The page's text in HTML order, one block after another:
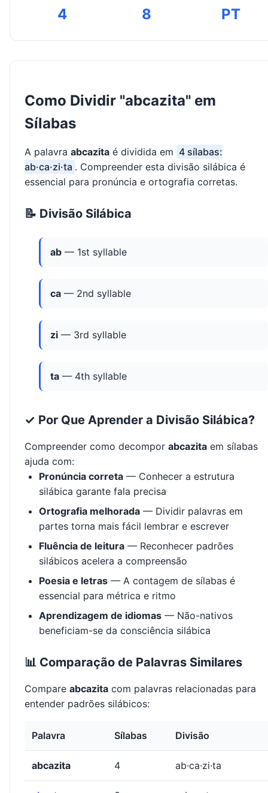
4 8 PT
Como Dividir "abcazita" em
Sílabas
A palavra abcazita é dividida em 4 sílabas:
ab·ca·zi·ta . Compreender esta divisão silábica é
essencial para pronúncia e ortografia corretas.
📝 Divisão Silábica
ab — 1st syllable
ca — 2nd syllable
zi — 3rd syllable
ta — 4th syllable
✓ Por Que Aprender a Divisão Silábica?
Compreender como decompor abcazita em sílabas
ajuda com:
Pronúncia correta — Conhecer a estrutura
silábica garante fala precisa
Ortografia melhorada — Dividir palavras em
partes torna mais fácil lembrar e escrever
Fluência de leitura — Reconhecer padrões
silábicos acelera a compreensão
Poesia e letras — A contagem de sílabas é
essencial para métrica e ritmo
Aprendizagem de idiomas — Não-nativos
beneficiam-se da consciência silábica
📊 Comparação de Palavras Similares
Compare abcazita com palavras relacionadas para
entender padrões silábicos:
Palavra Sílabas Divisão
abcazita 4 ab·ca·zi·ta